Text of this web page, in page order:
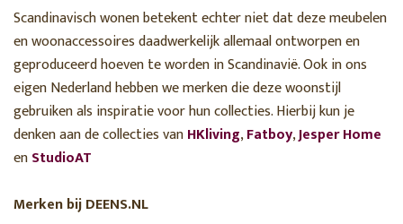
Scandinavisch wonen betekent echter niet dat deze meubelen
en woonaccessoires daadwerkelijk allemaal ontworpen en
geproduceerd hoeven te worden in Scandinavië. Ook in ons
eigen Nederland hebben we merken die deze woonstijl
gebruiken als inspiratie voor hun collecties. Hierbij kun je
denken aan de collecties vanHKliving,Fatboy,Jesper Home
enStudioAT
Merken bij DEENS.NL